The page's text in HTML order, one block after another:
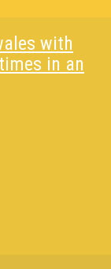
with
in an